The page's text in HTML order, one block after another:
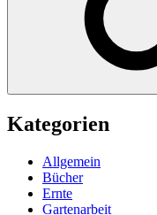
Kategorien
Allgemein
Bücher
Ernte
Gartenarbeit